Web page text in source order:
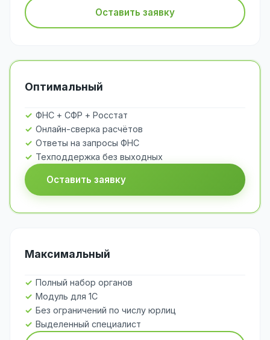
Оставить заявку
Оптимальный
ФНС + СФР + Росстат
Онлайн-сверка расчётов
Ответы на запросы ФНС
Техподдержка без выходных
Оставить заявку
Максимальный
Полный набор органов
Модуль для 1С
Без ограничений по числу юрлиц
Выделенный специалист